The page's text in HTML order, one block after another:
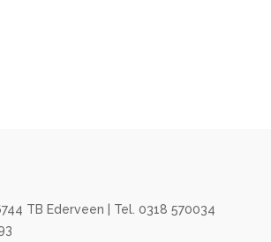
TB Ederveen | Tel. 0318 570034